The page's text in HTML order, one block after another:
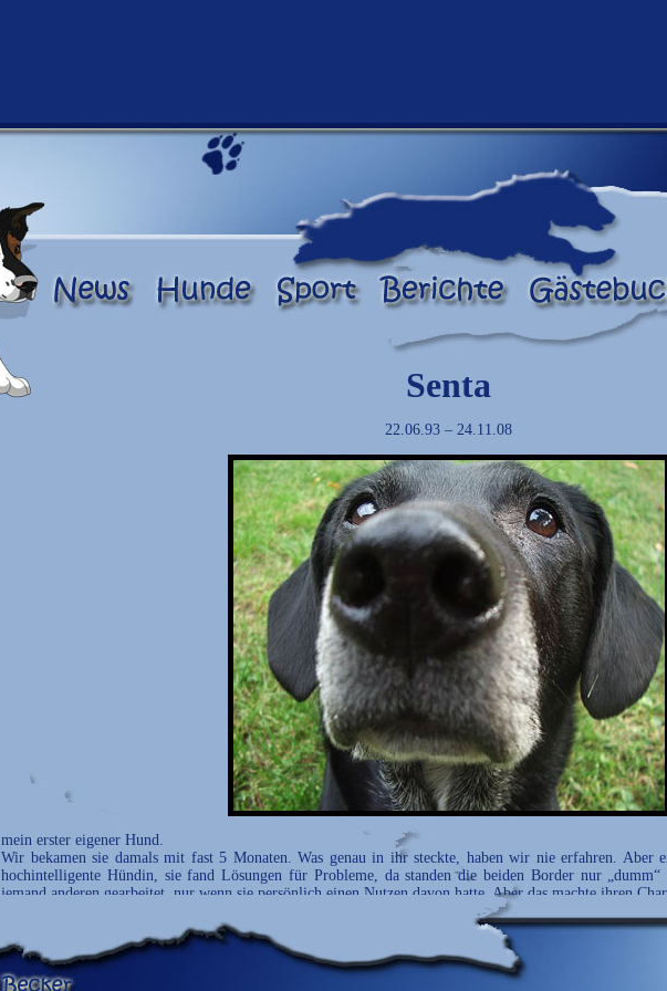
Senta
22.06.93 – 24.11.08
mein erster eigener Hund.
Wir bekamen sie damals mit fast 5 Monaten. Was genau in ihr steckte, haben wir nie erfahren. Aber
hochintelligente Hündin, sie fand Lösungen für Probleme, da standen die beiden Border nur
jemand anderen gearbeitet, nur wenn sie persönlich einen Nutzen davon hatte. Aber das machte ihren